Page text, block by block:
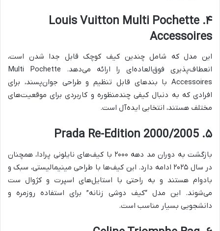
۴. Louis Vuitton Multi Pochette
Accessoires
این مدل که شامل چندین کیف کوچک قابل جدا شدن است،
انعطاف‌پذیری فوق‌العاده‌ای را ارائه می‌دهد. Multi Pochette
Accessoires با بندهای قابل تنظیم و طراحی جوان‌پسند، برای
افرادی که به دنبال کیفی چندمنظوره و کاربردی برای موقعیت‌های
مختلف هستند، انتخابی ایده‌آل است.
۵. Prada Re-Edition 2000/2005
بازگشت به دوران مد دهه ۲۰۰۰ با کیف‌های نایلونی پرادا، همچنان
در سال ۲۰۲۵ ادامه دارد. این کیف‌ها با طراحی مینیمالیستی، سبک و
بادوام هستند و به راحتی با استایل‌های اسپرت و کژوال ست
می‌شوند. این مدل “کیف دوشی زنانه” برای استفاده روزمره و
دانشجویی بسیار مناسب است.